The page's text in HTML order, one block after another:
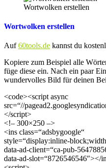
Wortwolken erstellen
Wortwolken erstellen
Auf60tools.de kannst du
Kopiere zum Beispiel alle
füge diese ein. Nach ein paar
wundervolles Bild für deinen
<code><script async
src=“//
</script>
<!– 300×250 –>
<ins class=“adsbygoogle“
style=“display:inline-
data-ad-client=“ca-pub-
data-ad-slot=“8726546546″></